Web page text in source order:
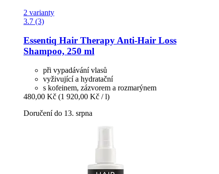
2 varianty
3.7 (3)
Essentiq Hair Therapy Anti-​Hair Loss
Shampoo, 250 ml
při vypadávání vlasů
vyživující a hydratační
s kofeinem, zázvorem a rozmarýnem
480,00 Kč (1 920,00 Kč / l)
Doručení do 13. srpna